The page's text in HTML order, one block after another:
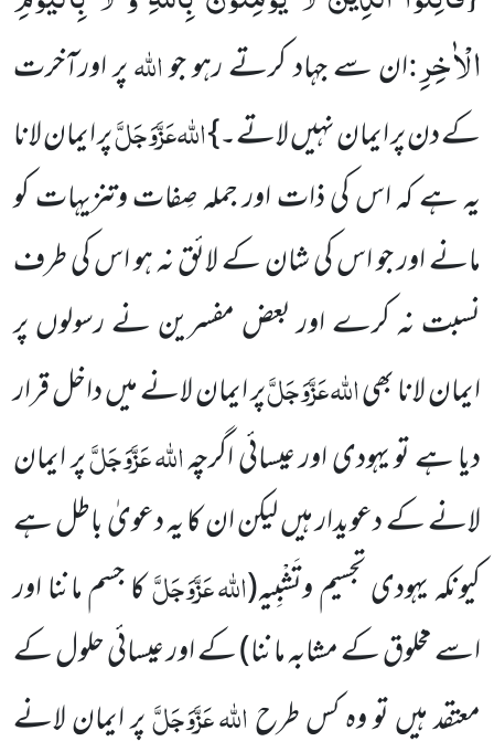
الْاٰخِرِ:ان سے جہاد کرتے رہو جواللہپر اورآخرت
کے دن پر ایمان نہیں لاتے۔}اللہعَزَّوَجَلَّپر ایمان لانا
یہ ہے کہ اس کی ذات اور جملہ صِفات وتنزیہات کو
مانے اور جو اس کی شان کے لائق نہ ہو اس کی طرف
نسبت نہ کرے اور بعض مفسرین نے رسولوں پر
ایمان لانا بھیاللہعَزَّوَجَلَّپر ایمان لانے میں داخل قرار
دیا ہے تو یہودی اور عیسائی اگرچہاللہعَزَّوَجَلَّپر ایمان
لانے کے دعویدار ہیں لیکن ان کا یہ دعویٰ باطل ہے
کیونکہ یہودی تجسیم وتَشْبِیہ(اللہعَزَّوَجَلَّکا جسم ماننا اور
اسے مخلوق کے مشابہ ماننا)کے اور عیسائی حلول کے
معتقد ہیں تو وہ کس طرحاللہعَزَّوَجَلَّپر ایمان لانے